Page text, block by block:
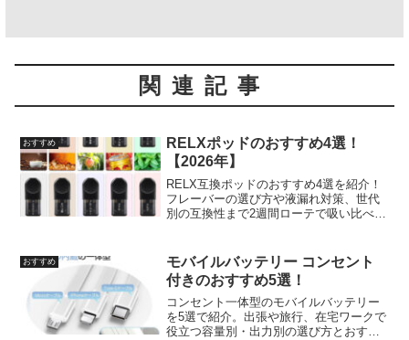
関連記事
おすすめ
RELXポッドのおすすめ4選！
【2026年】
RELX互換ポッドのおすすめ4選を紹介！
フレーバーの選び方や液漏れ対策、世代
別の互換性まで2週間ローテで吸い比べた
おすすめ
モバイルバッテリー コンセント
付きのおすすめ5選！
コンセント一体型のモバイルバッテリー
を5選で紹介。出張や旅行、在宅ワークで
役立つ容量別・出力別の選び方とおすす